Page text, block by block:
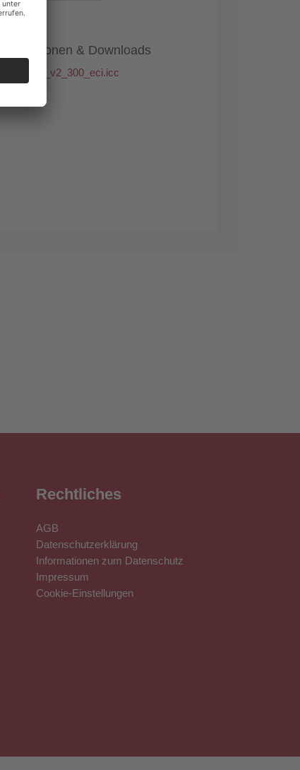
Informationen & Downloads
ISOcoated_v2_300_eci.icc
Rechtliches
AGB
Datenschutzerklärung
Informationen zum Datenschutz
Impressum
Cookie-Einstellungen